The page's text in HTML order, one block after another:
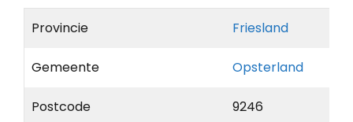
Provincie Friesland
Gemeente Opsterland
Postcode 9246